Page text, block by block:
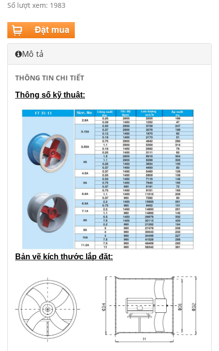
Số lượt xem: 1983
Mô tả
THÔNG TIN CHI TIẾT
Thông số kỹ thuật:
Bản vẽ kích thước lắp đặt: